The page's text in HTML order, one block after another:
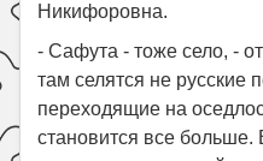
Никифоровна.
- Сафута - тоже село, -
там селятся не русские
переходящие на
становится все